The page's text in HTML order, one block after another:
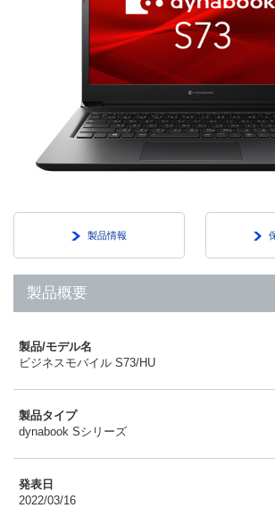
製品情報
製品概要
製品/モデル名
ビジネスモバイル S73/HU
製品タイプ
dynabook Sシリーズ
発表日
2022/03/16